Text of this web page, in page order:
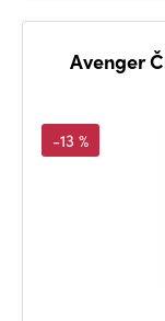
Avenger
-13 %